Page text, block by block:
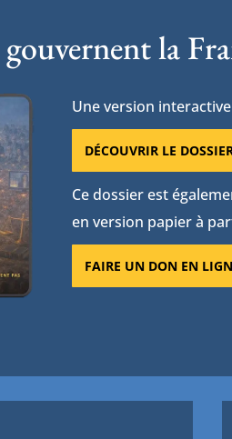
la
Une version
DÉCOUVRIR LE
Ce dossier est
en version papier à
FAIRE UN DON EN